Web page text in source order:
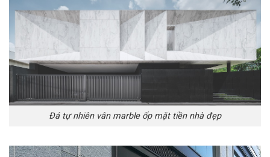
Đá tự nhiên vân marble ốp mặt tiền nhà đẹp